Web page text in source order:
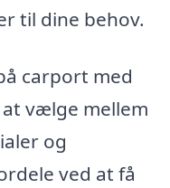
til dine behov.
carport med
vælge mellem
og
ved at få